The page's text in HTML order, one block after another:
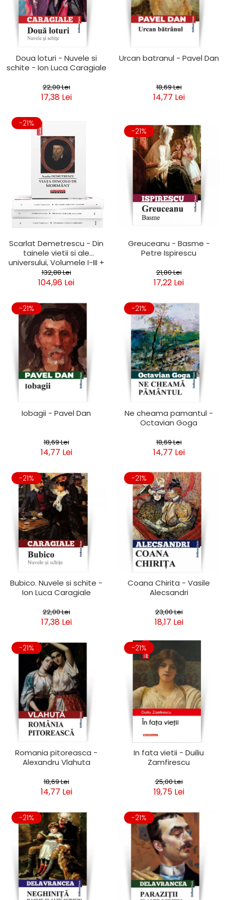
Clasica
Contemporana
Moderna
Romana
Universala
Universala
Publicistica / Reportaje / Interviuri
Stiinte umaniste
Sociologie si filozofie
Doua loturi - Nuvele si
schite - Ion Luca Caragiale
22,00 Lei
17,38 Lei
Urcan batranul - Pavel Dan
18,69 Lei
14,77 Lei
-21%
Scarlat Demetrescu - Din
tainele vietii si ale
universului, Volumele I-III +
Viata dincolo de mormant
132,88 Lei
104,96 Lei
-21%
Greuceanu - Basme -
Petre Ispirescu
21,80 Lei
17,22 Lei
-21%
Iobagii - Pavel Dan
18,69 Lei
14,77 Lei
-21%
Ne cheama pamantul -
Octavian Goga
18,69 Lei
14,77 Lei
-21%
Bubico. Nuvele si schite -
Ion Luca Caragiale
22,00 Lei
17,38 Lei
-21%
Coana Chirita - Vasile
Alecsandri
23,00 Lei
18,17 Lei
-21%
Romania pitoreasca -
Alexandru Vlahuta
18,69 Lei
14,77 Lei
-21%
In fata vietii - Duiliu
Zamfirescu
25,00 Lei
19,75 Lei
-21% -21%